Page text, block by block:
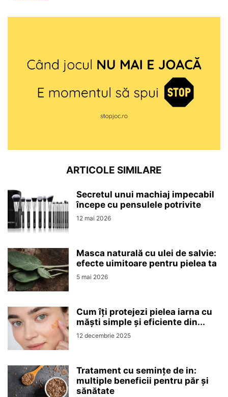
ARTICOLE SIMILARE
Secretul unui machiaj impecabil
începe cu pensulele potrivite
12 mai 2026
Masca naturală cu ulei de salvie:
efecte uimitoare pentru pielea ta
5 mai 2026
Cum îți protejezi pielea iarna cu
măști simple și eficiente din...
12 decembrie 2025
Tratament cu semințe de in:
multiple beneficii pentru păr și
sănătate